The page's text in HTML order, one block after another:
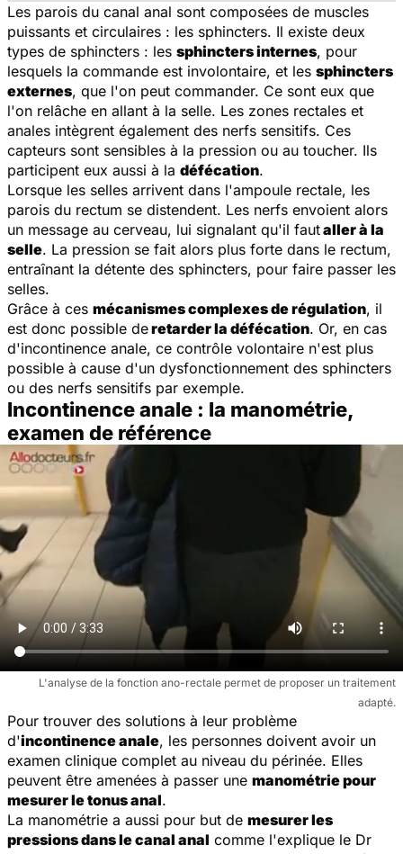
Les parois du canal anal sont composées de muscles
puissants et circulaires : les sphincters. Il existe deux
types de sphincters : les sphincters internes, pour
lesquels la commande est involontaire, et les sphincters
externes, que l'on peut commander. Ce sont eux que
l'on relâche en allant à la selle. Les zones rectales et
anales intègrent également des nerfs sensitifs. Ces
capteurs sont sensibles à la pression ou au toucher. Ils
participent eux aussi à la défécation.
Lorsque les selles arrivent dans l'ampoule rectale, les
parois du rectum se distendent. Les nerfs envoient alors
un message au cerveau, lui signalant qu'il fautaller à la
selle. La pression se fait alors plus forte dans le rectum,
entraînant la détente des sphincters, pour faire passer les
selles.
Grâce à ces mécanismes complexes de régulation, il
est donc possible deretarder la défécation. Or, en cas
d'incontinence anale, ce contrôle volontaire n'est plus
possible à cause d'un dysfonctionnement des sphincters
ou des nerfs sensitifs par exemple.
Incontinence anale : la manométrie,
examen de référence
L'analyse de la fonction ano-rectale permet de proposer un traitement
adapté.
Pour trouver des solutions à leur problème
d'incontinence anale, les personnes doivent avoir un
examen clinique complet au niveau du périnée. Elles
peuvent être amenées à passer une manométrie pour
mesurer le tonus anal.
La manométrie a aussi pour but de mesurer les
pressions dans le canal anal comme l'explique le Dr